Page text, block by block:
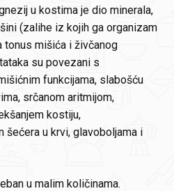
u kostima je dio minerala,
(zalihe iz kojih ga organizam
tonus mišića i živčanog
su povezani s
funkcijama, slabošću
srčanom aritmijom,
kostiju,
šećera u krvi, glavoboljama i
u malim količinama.